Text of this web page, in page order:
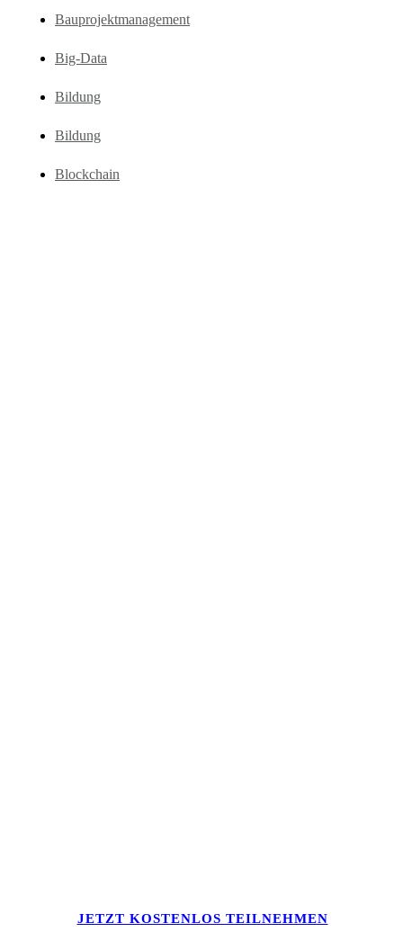
Bauprojektmanagement
Big-Data
Bildung
Bildung
Blockchain
JETZT KOSTENLOS TEILNEHMEN